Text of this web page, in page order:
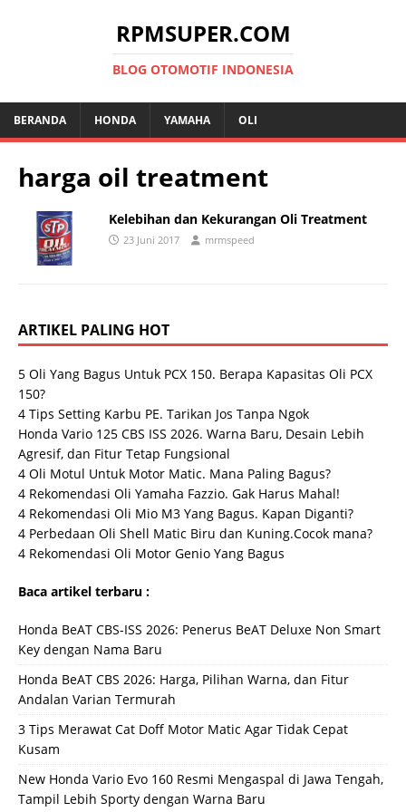
RPMSUPER.COM
BLOG OTOMOTIF INDONESIA
BERANDA HONDA YAMAHA OLI
harga oil treatment
Kelebihan dan Kekurangan Oli Treatment
23 Juni 2017 mrmspeed
ARTIKEL PALING HOT
5 Oli Yang Bagus Untuk PCX 150. Berapa Kapasitas Oli PCX
150?
4 Tips Setting Karbu PE. Tarikan Jos Tanpa Ngok
Honda Vario 125 CBS ISS 2026. Warna Baru, Desain Lebih
Agresif, dan Fitur Tetap Fungsional
4 Oli Motul Untuk Motor Matic. Mana Paling Bagus?
4 Rekomendasi Oli Yamaha Fazzio. Gak Harus Mahal!
4 Rekomendasi Oli Mio M3 Yang Bagus. Kapan Diganti?
4 Perbedaan Oli Shell Matic Biru dan Kuning.Cocok mana?
4 Rekomendasi Oli Motor Genio Yang Bagus
Baca artikel terbaru :
Honda BeAT CBS-ISS 2026: Penerus BeAT Deluxe Non Smart
Key dengan Nama Baru
Honda BeAT CBS 2026: Harga, Pilihan Warna, dan Fitur
Andalan Varian Termurah
3 Tips Merawat Cat Doff Motor Matic Agar Tidak Cepat
Kusam
New Honda Vario Evo 160 Resmi Mengaspal di Jawa Tengah,
Tampil Lebih Sporty dengan Warna Baru